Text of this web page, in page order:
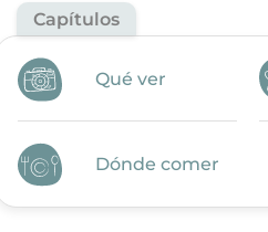
Capítulos
Qué ver
Dónde comer